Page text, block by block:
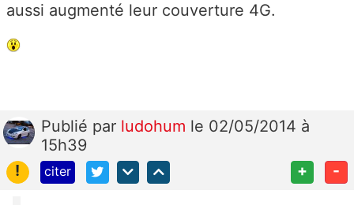
aussi augmenté leur couverture 4G.
Publié par ludohum le 02/05/2014 à
15h39
!
citer + -